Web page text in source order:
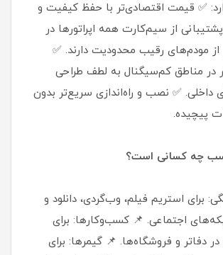
دارد: ✅ قیمت اقتصادی‌تر با حفظ کیفیت و
پشتیبانی از سیم‌کارت همه اپراتورها در
مودم‌های رقیب محدودیت دارند. ✅
در مناطق کم‌سیگنال به لطف طراحی
داخلی. ✅ نصب و راه‌اندازی سریع‌تر بدون
پیچیده.
چه کسانی است؟
برای استریم فیلم، وب‌گردی، دانلود و
اجتماعی. 📌 کسب‌وکارها: برای
در دفاتر و فروشگاه‌ها. 📌 گیمرها: برای